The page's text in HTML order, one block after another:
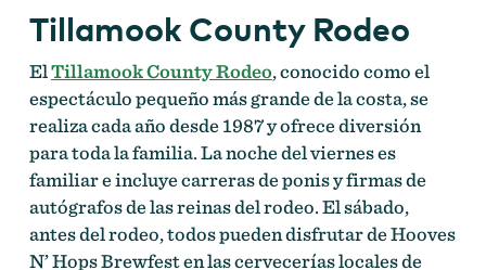
Tillamook County Rodeo
ElTillamook County Rodeo, conocido como el
espectáculo pequeño más grande de la costa, se
realiza cada año desde 1987 y ofrece diversión
para toda la familia. La noche del viernes es
familiar e incluye carreras de ponis y firmas de
autógrafos de las reinas del rodeo. El sábado,
antes del rodeo, todos pueden disfrutar de Hooves
N’ Hops Brewfest en las cervecerías locales de